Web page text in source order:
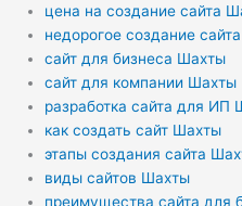
цена на создание сайта
недорогое создание
сайт для бизнеса Шахты
сайт для компании Шахты
разработка сайта для ИП
как создать сайт Шахты
этапы создания сайта
виды сайтов Шахты
преимущества сайта для